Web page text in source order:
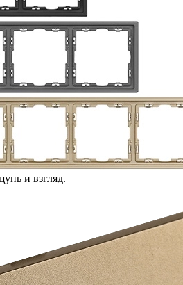
и взгляд.